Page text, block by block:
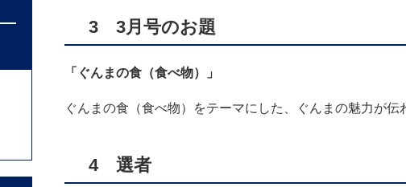
3 3月号のお題
「ぐんまの食（食べ物）」
ぐんまの食（食べ物）をテーマにした、ぐんまの魅力が
4 選者